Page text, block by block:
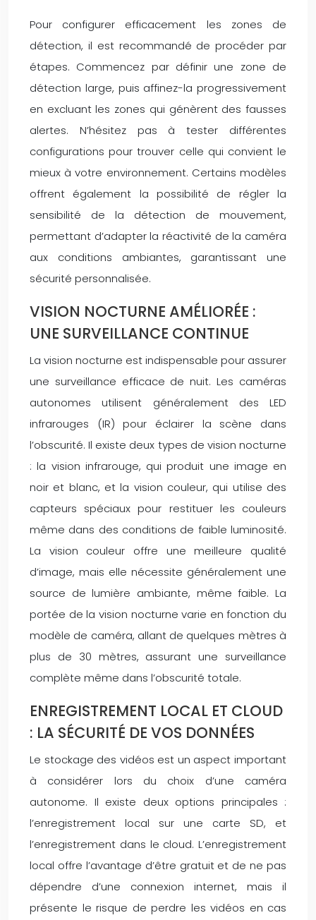
Pour configurer efficacement les zones de
détection, il est recommandé de procéder par
étapes. Commencez par définir une zone de
détection large, puis affinez-la progressivement
en excluant les zones qui génèrent des fausses
alertes. N’hésitez pas à tester différentes
configurations pour trouver celle qui convient le
mieux à votre environnement. Certains modèles
offrent également la possibilité de régler la
sensibilité de la détection de mouvement,
permettant d’adapter la réactivité de la caméra
aux conditions ambiantes, garantissant une
sécurité personnalisée.
VISION NOCTURNE AMÉLIORÉE :
UNE SURVEILLANCE CONTINUE
La vision nocturne est indispensable pour assurer
une surveillance efficace de nuit. Les caméras
autonomes utilisent généralement des LED
infrarouges (IR) pour éclairer la scène dans
l’obscurité. Il existe deux types de vision nocturne
: la vision infrarouge, qui produit une image en
noir et blanc, et la vision couleur, qui utilise des
capteurs spéciaux pour restituer les couleurs
même dans des conditions de faible luminosité.
La vision couleur offre une meilleure qualité
d’image, mais elle nécessite généralement une
source de lumière ambiante, même faible. La
portée de la vision nocturne varie en fonction du
modèle de caméra, allant de quelques mètres à
plus de 30 mètres, assurant une surveillance
complète même dans l’obscurité totale.
ENREGISTREMENT LOCAL ET CLOUD
: LA SÉCURITÉ DE VOS DONNÉES
Le stockage des vidéos est un aspect important
à considérer lors du choix d’une caméra
autonome. Il existe deux options principales :
l’enregistrement local sur une carte SD, et
l’enregistrement dans le cloud. L’enregistrement
local offre l’avantage d’être gratuit et de ne pas
dépendre d’une connexion internet, mais il
présente le risque de perdre les vidéos en cas